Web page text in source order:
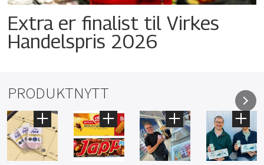
Extra er finalist til Virkes
Handelspris 2026
PRODUKTNYTT